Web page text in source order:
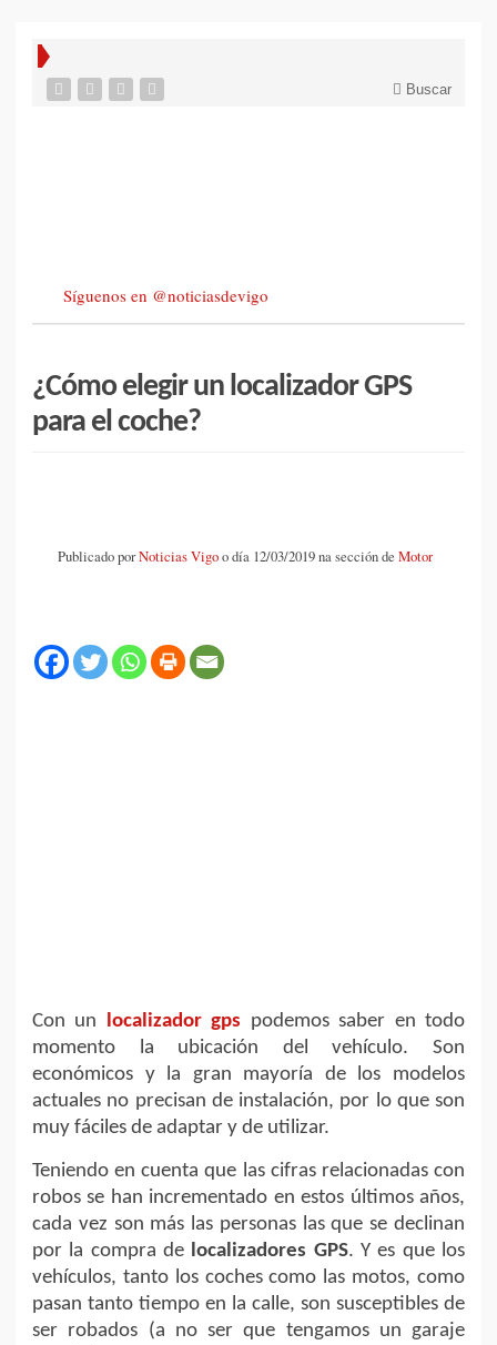
Buscar
Síguenos en @noticiasdevigo
¿Cómo elegir un localizador GPS
para el coche?
Publicado porNoticias Vigoo día 12/03/2019 na sección de Motor
Con un localizador gps podemos saber en todo
momento la ubicación del vehículo. Son
económicos y la gran mayoría de los modelos
actuales no precisan de instalación, por lo que son
muy fáciles de adaptar y de utilizar.
Teniendo en cuenta que las cifras relacionadas con
robos se han incrementado en estos últimos años,
cada vez son más las personas las que se declinan
por la compra de localizadores GPS. Y es que los
vehículos, tanto los coches como las motos, como
pasan tanto tiempo en la calle, son susceptibles de
ser robados (a no ser que tengamos un garaje